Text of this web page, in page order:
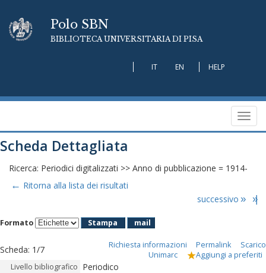
Polo SBN
BIBLIOTECA UNIVERSITARIA DI PISA
IT EN HELP
Scheda Dettagliata
Ricerca: Periodici digitalizzati >> Anno di pubblicazione = 1914-
← Ritorna alla lista dei risultati
successivo » »|
Formato Stampa mail
Scheda: 1/7 Richiesta informazioni Permalink
Scarico
Unimarc
Aggiungi a preferiti
Livello bibliografico Periodico